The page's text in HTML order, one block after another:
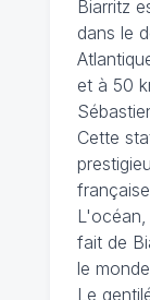
Biarritz
dans le
et à 50
Cette
fait de
le
Le